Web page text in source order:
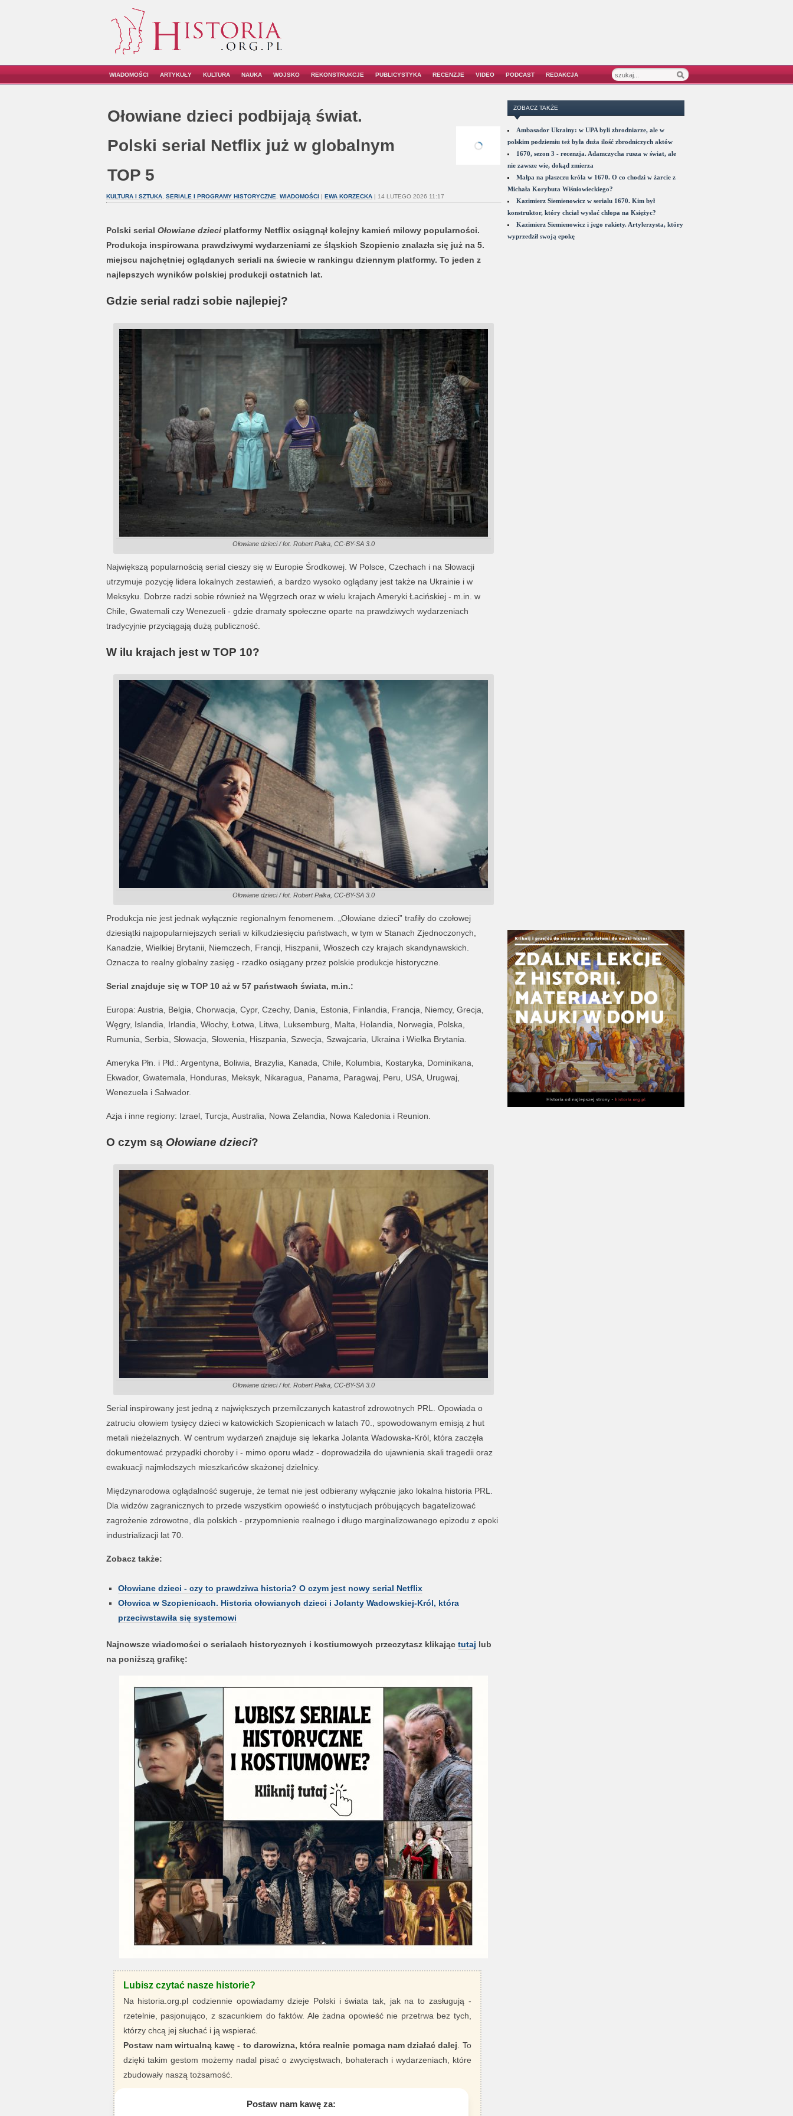
WIADOMOŚCI ARTYKUŁY KULTURA NAUKA WOJSKO REKONSTRUKCJE PUBLICYSTYKA RECENZJE VIDEO PODCAST REDAKCJA
Ołowiane dzieci podbijają świat.
Polski serial Netflix już w globalnym
TOP 5
KULTURA I SZTUKA, SERIALE I PROGRAMY HISTORYCZNE WIADOMOŚCI| EWA KORZECKA| 14 LUTEGO 2026 11:17
Polski serial Ołowiane dzieciplatformy Netflix osiągnął kolejny kamień milowy popularności.
Produkcja inspirowana prawdziwymi wydarzeniami ze śląskich Szopienic znalazła się już na 5.
miejscu najchętniej oglądanych seriali na świecie w rankingu dziennym platformy. To jeden z
najlepszych wyników polskiej produkcji ostatnich lat.
Gdzie serial radzi sobie najlepiej?
Ołowiane dzieci / fot. Robert Pałka, CC-BY-SA 3.0
Największą popularnością serial cieszy się w Europie Środkowej. W Polsce, Czechach i na Słowacji
utrzymuje pozycję lidera lokalnych zestawień, a bardzo wysoko oglądany jest także na Ukrainie i w
Meksyku. Dobrze radzi sobie również na Węgrzech oraz w wielu krajach Ameryki Łacińskiej - m.in. w
Chile, Gwatemali czy Wenezueli - gdzie dramaty społeczne oparte na prawdziwych wydarzeniach
tradycyjnie przyciągają dużą publiczność.
W ilu krajach jest w TOP 10?
Ołowiane dzieci / fot. Robert Pałka, CC-BY-SA 3.0
Produkcja nie jest jednak wyłącznie regionalnym fenomenem. „Ołowiane dzieci” trafiły do czołowej
dziesiątki najpopularniejszych seriali w kilkudziesięciu państwach, w tym w Stanach Zjednoczonych,
Kanadzie, Wielkiej Brytanii, Niemczech, Francji, Hiszpanii, Włoszech czy krajach skandynawskich.
Oznacza to realny globalny zasięg - rzadko osiągany przez polskie produkcje historyczne.
Serial znajduje się w TOP 10 aż w 57 państwach świata, m.in.:
Europa: Austria, Belgia, Chorwacja, Cypr, Czechy, Dania, Estonia, Finlandia, Francja, Niemcy, Grecja,
Węgry, Islandia, Irlandia, Włochy, Łotwa, Litwa, Luksemburg, Malta, Holandia, Norwegia, Polska,
Rumunia, Serbia, Słowacja, Słowenia, Hiszpania, Szwecja, Szwajcaria, Ukraina i Wielka Brytania.
Ameryka Płn. i Płd.: Argentyna, Boliwia, Brazylia, Kanada, Chile, Kolumbia, Kostaryka, Dominikana,
Ekwador, Gwatemala, Honduras, Meksyk, Nikaragua, Panama, Paragwaj, Peru, USA, Urugwaj,
Wenezuela i Salwador.
Azja i inne regiony: Izrael, Turcja, Australia, Nowa Zelandia, Nowa Kaledonia i Reunion.
O czym są Ołowiane dzieci?
Ołowiane dzieci / fot. Robert Pałka, CC-BY-SA 3.0
Serial inspirowany jest jedną z największych przemilczanych katastrof zdrowotnych PRL. Opowiada o
zatruciu ołowiem tysięcy dzieci w katowickich Szopienicach w latach 70., spowodowanym emisją z hut
metali nieżelaznych. W centrum wydarzeń znajduje się lekarka Jolanta Wadowska-Król, która zaczęła
dokumentować przypadki choroby i - mimo oporu władz - doprowadziła do ujawnienia skali tragedii oraz
ewakuacji najmłodszych mieszkańców skażonej dzielnicy.
Międzynarodowa oglądalność sugeruje, że temat nie jest odbierany wyłącznie jako lokalna historia PRL.
Dla widzów zagranicznych to przede wszystkim opowieść o instytucjach próbujących bagatelizować
zagrożenie zdrowotne, dla polskich - przypomnienie realnego i długo marginalizowanego epizodu z epoki
industrializacji lat 70.
Zobacz także:
Ołowiane dzieci - czy to prawdziwa historia? O czym jest nowy serial Netflix
Ołowica w Szopienicach. Historia ołowianych dzieci i Jolanty Wadowskiej-Król, która
przeciwstawiła się systemowi
Najnowsze wiadomości o serialach historycznych i kostiumowych przeczytasz klikając tutaj lub
na poniższą grafikę:
Lubisz czytać nasze historie?
Na historia.org.pl codziennie opowiadamy dzieje Polski i świata tak, jak na to zasługują -
rzetelnie, pasjonująco, z szacunkiem do faktów. Ale żadna opowieść nie przetrwa bez tych,
którzy chcą jej słuchać i ją wspierać.
Postaw nam wirtualną kawę - to darowizna, która realnie pomaga nam działać dalej . To
dzięki takim gestom możemy nadal pisać o zwycięstwach, bohaterach i wydarzeniach, które
zbudowały naszą tożsamość.
Postaw nam kawę za:
ZOBACZ TAKŻE
Ambasador Ukrainy: w UPA byli zbrodniarze, ale w
polskim podziemiu też była duża ilość zbrodniczych aktów
1670, sezon 3 - recenzja. Adamczycha rusza w świat, ale
nie zawsze wie, dokąd zmierza
Małpa na płaszczu króla w 1670. O co chodzi w żarcie z
Michała Korybuta Wiśniowieckiego?
Kazimierz Siemienowicz w serialu 1670. Kim był
konstruktor, który chciał wysłać chłopa na Księżyc?
Kazimierz Siemienowicz i jego rakiety. Artylerzysta, który
wyprzedził swoją epokę